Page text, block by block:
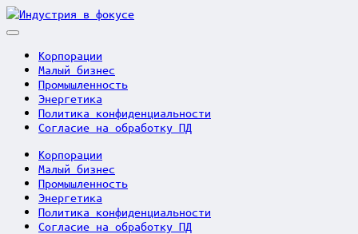
Skip
to
Индустрия
Корпорации
Малый бизнес
Промышленность
Энергетика
Политика конфиденциальности
Согласие на обработку ПД
Корпорации
Малый бизнес
Промышленность
Энергетика
Политика конфиденциальности
Согласие на обработку ПД